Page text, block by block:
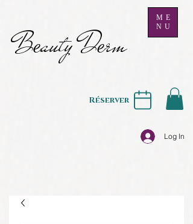
Beauty Derm
ME
NU
Log In
Réserver